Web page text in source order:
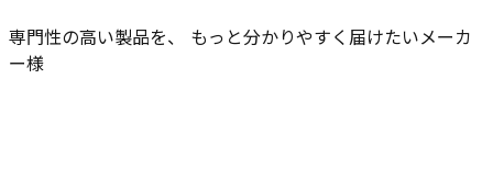
専門性の高い製品を、 もっと分かりやすく届けたいメーカ
ー様